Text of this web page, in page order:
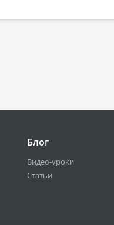
Блог
Видео-уроки
Статьи